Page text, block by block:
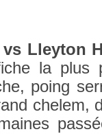
vs Lleyton
la plus
poing
chelem,